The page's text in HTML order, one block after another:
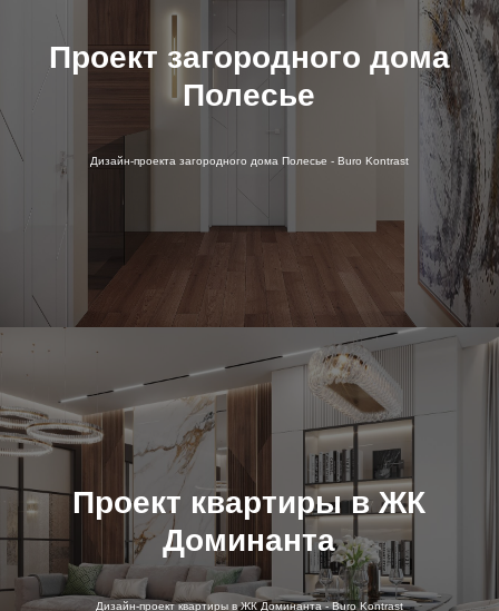
Проект загородного дома
Полесье
Дизайн-проекта загородного дома Полесье - Buro Kontrast
Проект квартиры в ЖК
Доминанта
Дизайн-проект квартиры в ЖК Доминанта - Buro Kontrast